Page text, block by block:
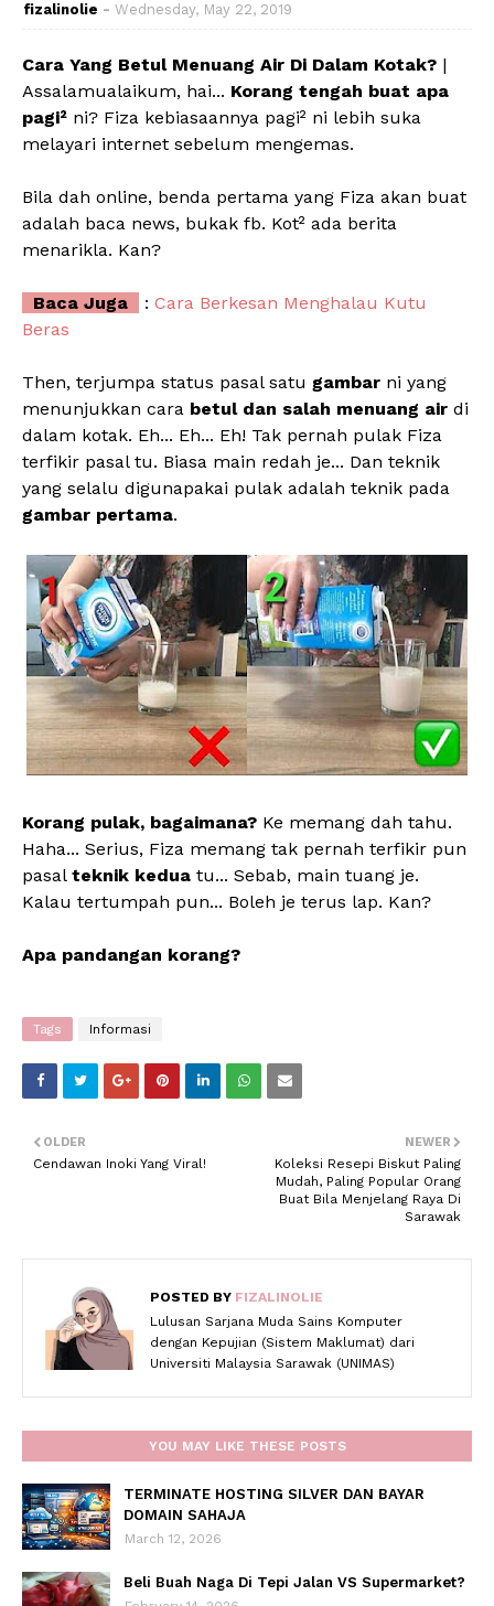
fizalinolie Wednesday, May 22, 2019
Cara Yang Betul Menuang Air Di Dalam Kotak? |
Assalamualaikum, hai... Korang tengah buat apa
pagi² ni? Fiza kebiasaannya pagi² ni lebih suka
melayari internet sebelum mengemas.
Bila dah online, benda pertama yang Fiza akan buat
adalah baca news, bukak fb. Kot² ada berita
menarikla. Kan?
Baca Juga : Cara Berkesan Menghalau Kutu
Beras
Then, terjumpa status pasal satu gambar ni yang
menunjukkan cara betul dan salah menuang air di
dalam kotak. Eh... Eh... Eh! Tak pernah pulak Fiza
terfikir pasal tu. Biasa main redah je... Dan teknik
yang selalu digunapakai pulak adalah teknik pada
gambar pertama.
Korang pulak, bagaimana? Ke memang dah tahu.
Haha... Serius, Fiza memang tak pernah terfikir pun
pasal teknik kedua tu... Sebab, main tuang je.
Kalau tertumpah pun... Boleh je terus lap. Kan?
Apa pandangan korang?
Tags Informasi
NEWER
Koleksi Resepi Biskut Paling
Mudah, Paling Popular Orang
Buat Bila Menjelang Raya Di
Sarawak
OLDER
Cendawan Inoki Yang Viral!
POSTED BY FIZALINOLIE
Lulusan Sarjana Muda Sains Komputer
dengan Kepujian (Sistem Maklumat) dari
Universiti Malaysia Sarawak (UNIMAS)
YOU MAY LIKE THESE POSTS
TERMINATE HOSTING SILVER DAN BAYAR
DOMAIN SAHAJA
March 12, 2026
Beli Buah Naga Di Tepi Jalan VS Supermarket?